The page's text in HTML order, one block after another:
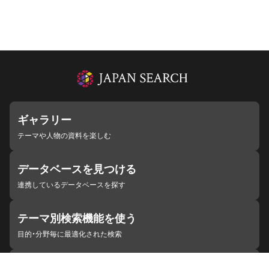
ギャラリー
テーマや人物の資料を楽しむ
データベースを見つける
連携しているデータベースを探す
テーマ別検索機能を使う
目的・分野毎に最適化された検索